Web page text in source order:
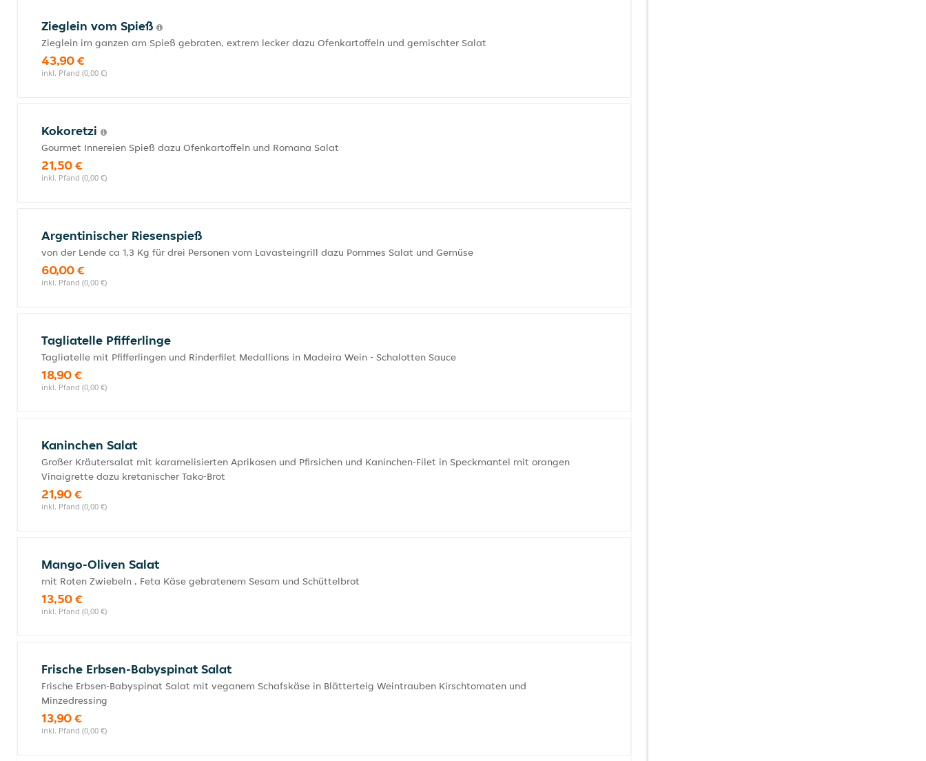
Zieglein vom Spieß
Zieglein im ganzen am Spieß gebraten, extrem lecker dazu Ofenkartoffeln und gemischter Salat
43,90 €
inkl. Pfand (0,00 €)
Kokoretzi
Gourmet Innereien Spieß dazu Ofenkartoffeln und Romana Salat
21,50 €
inkl. Pfand (0,00 €)
Argentinischer Riesenspieß
von der Lende ca 1,3 Kg für drei Personen vom Lavasteingrill dazu Pommes Salat und Gemüse
60,00 €
inkl. Pfand (0,00 €)
Tagliatelle Pfifferlinge
Tagliatelle mit Pfifferlingen und Rinderfilet Medallions in Madeira Wein - Schalotten Sauce
18,90 €
inkl. Pfand (0,00 €)
Kaninchen Salat
Großer Kräutersalat mit karamelisierten Aprikosen und Pfirsichen und Kaninchen-Filet in Speckmantel mit orangen
Vinaigrette dazu kretanischer Tako-Brot
21,90 €
inkl. Pfand (0,00 €)
Mango-Oliven Salat
mit Roten Zwiebeln , Feta Käse gebratenem Sesam und Schüttelbrot
13,50 €
inkl. Pfand (0,00 €)
Frische Erbsen-Babyspinat Salat
Frische Erbsen-Babyspinat Salat mit veganem Schafskäse in Blätterteig Weintrauben Kirschtomaten und
Minzedressing
13,90 €
inkl. Pfand (0,00 €)